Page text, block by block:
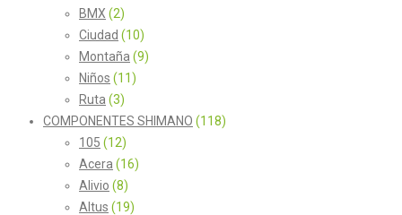
BMX (2)
Ciudad (10)
Montaña (9)
Niños (11)
Ruta (3)
COMPONENTES SHIMANO (118)
105 (12)
Acera (16)
Alivio (8)
Altus (19)